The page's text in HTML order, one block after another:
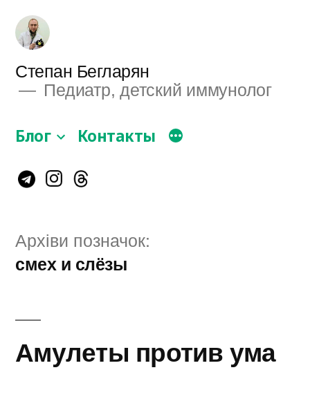
Перейти
до
вмісту
Степан Бегларян
Педиатр, детский иммунолог
Блог Контакты
TelegramInstagram
Threads
Архіви позначок:
смех и слёзы
Амулеты против ума